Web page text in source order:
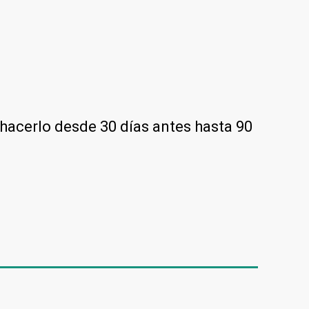
desde 30 días antes hasta 90